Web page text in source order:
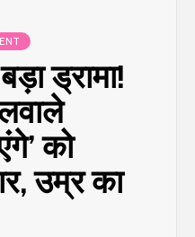
ड्रामा!
को
उम्र का